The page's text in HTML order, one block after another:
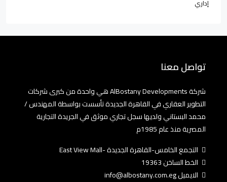
إداري
تواصل معنا
شركة AlBostany Developments هي واحدة من كبرى شركات
التطوير العقاري في القاهرة الجديدة تأسست بواسطة المهندس /
محمد البستاني ولديها سجل تجاري موثق في الجريدة التجارية
المصرية منذ عام 1985م
التجمع الخامس-القاهرة الجديدة -East View Mall
الخط الساخن 19363
الايميل info@albostany.com.eg